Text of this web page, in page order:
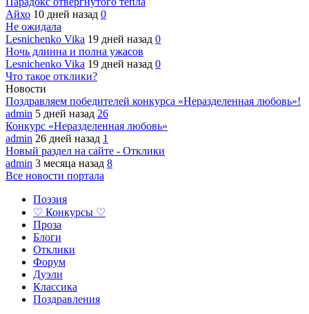
Айхо 10 дней назад 0
Не ожидала
Lesnichenko Vika 19 дней назад 0
Ночь длинна и полна ужасов
Lesnichenko Vika 19 дней назад 0
Что такое отклики?
Новости
Поздравляем победителей конкурса «Неразделенная любовь»!
admin 5 дней назад 26
Конкурс «Неразделенная любовь»
admin 26 дней назад 1
Новый раздел на сайте - Отклики
admin 3 месяца назад 8
Все новости портала
Поэзия
♡ Конкурсы ♡
Проза
Блоги
Отклики
Форум
Дуэли
Классика
Поздравления